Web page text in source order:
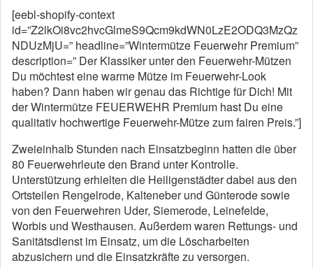
[eebl-shopify-context
id=”Z2lkOi8vc2hvcGlmeS9Qcm9kdWN0LzE2ODQ3MzQz
NDUzMjU=” headline=”Wintermütze Feuerwehr Premium”
description=” Der Klassiker unter den Feuerwehr-Mützen
Du möchtest eine warme Mütze im Feuerwehr-Look
haben? Dann haben wir genau das Richtige für Dich! Mit
der Wintermütze FEUERWEHR Premium hast Du eine
qualitativ hochwertige Feuerwehr-Mütze zum fairen Preis.”]
Zweieinhalb Stunden nach Einsatzbeginn hatten die über
80 Feuerwehrleute den Brand unter Kontrolle.
Unterstützung erhielten die Heiligenstädter dabei aus den
Ortsteilen Rengelrode, Kalteneber und Günterode sowie
von den Feuerwehren Uder, Siemerode, Leinefelde,
Worbis und Westhausen. Außerdem waren Rettungs- und
Sanitätsdienst im Einsatz, um die Löscharbeiten
abzusichern und die Einsatzkräfte zu versorgen.